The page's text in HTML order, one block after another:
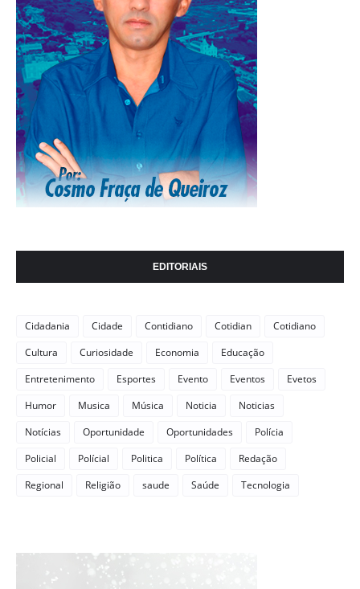
EDITORIAIS
Cidadania Cidade Contidiano Cotidian
Cotidiano
Cultura
Curiosidade Economia
Educação
Entretenimento
Esportes Evento Eventos
Evetos
Humor
Musica Música Noticia
Noticias
Notícias
Oportunidade Oportunidades
Polícia
Policial
Polícial Politica Política
Redação
Regional
Religião saude Saúde Tecnologia